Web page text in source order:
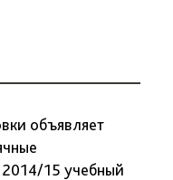
объявляет
2014/15 учебный